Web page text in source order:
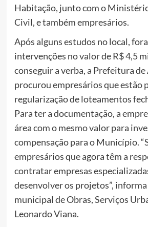
Habitação, junto com o
Civil, e também empresários.
Após alguns estudos no local,
intervenções no valor de R$ 4,5
conseguir a verba, a Prefeitura
procurou empresários que estão
regularização de loteamentos
Para ter a documentação, a
área com o mesmo valor para
compensação para o Município.
empresários que agora têm a
contratar empresas
desenvolver os projetos”,
municipal de Obras, Serviços
Leonardo Viana.